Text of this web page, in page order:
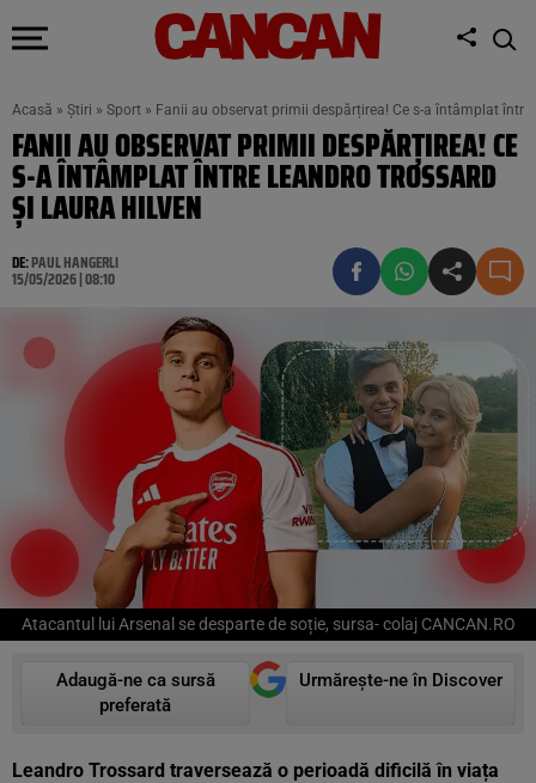
Acasă » Știri » Sport » Fanii au observat primii despărțirea! Ce s-a întâmplat
FANII AU OBSERVAT PRIMII DESPĂRȚIREA! CE
S-A ÎNTÂMPLAT ÎNTRE LEANDRO TROSSARD
ȘI LAURA HILVEN
DE:PAUL HANGERLI
15/05/2026 | 08:10
Atacantul lui Arsenal se desparte de soție, sursa- colaj CANCAN.RO
Adaugă-ne ca sursă
preferată
Urmărește-ne în Discover
Leandro Trossard traversează o perioadă dificilă în viața